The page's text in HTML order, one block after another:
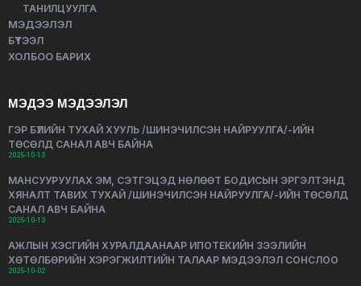
ТАНИЛЦУУЛГА
МЭДЭЭЛЭЛ
БҮТЭЭЛ
ХОЛБОО БАРИХ
МЭДЭЭ МЭДЭЭЛЭЛ
ГЭР БҮЛИЙН ТУХАЙ ХУУЛЬ /ШИНЭЧИЛСЭН НАЙРУУЛГА/-ИЙН
ТӨСӨЛД САНАЛ АВЧ БАЙНА
2025-10-13
МАНСУУРУУЛАХ ЭМ, СЭТГЭЦЭД НӨЛӨӨТ БОДИСЫН ЭРГЭЛТЭНД
ХЯНАЛТ ТАВИХ ТУХАЙ /ШИНЭЧИЛСЭН НАЙРУУЛГА/-ИЙН ТӨСӨЛД
САНАЛ АВЧ БАЙНА
2025-10-13
АЖЛЫН ХЭСГИЙН ХУРАЛДААНААР ИПОТЕКИЙН ЗЭЭЛИЙН
ХӨТӨЛБӨРИЙН ХЭРЭГЖИЛТИЙН ТАЛААР МЭДЭЭЛЭЛ СОНСЛОО
2025-10-02